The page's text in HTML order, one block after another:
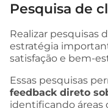
Pesquisa de
Realizar pesquisas
estratégia
satisfação e bem-
Essas pesquisas
feedback direto
identificando áreas